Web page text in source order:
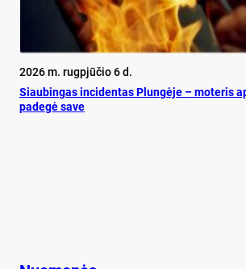
2026 m. rugpjūčio 6 d.
Siau­bin­gas in­ci­den­tas Plun­gė­je – mo­te­ris
pa­de­gė sa­ve